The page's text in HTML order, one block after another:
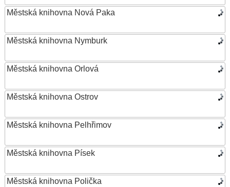
Městská knihovna Nová Paka
Městská knihovna Nymburk
Městská knihovna Orlová
Městská knihovna Ostrov
Městská knihovna Pelhřimov
Městská knihovna Písek
Městská knihovna Polička